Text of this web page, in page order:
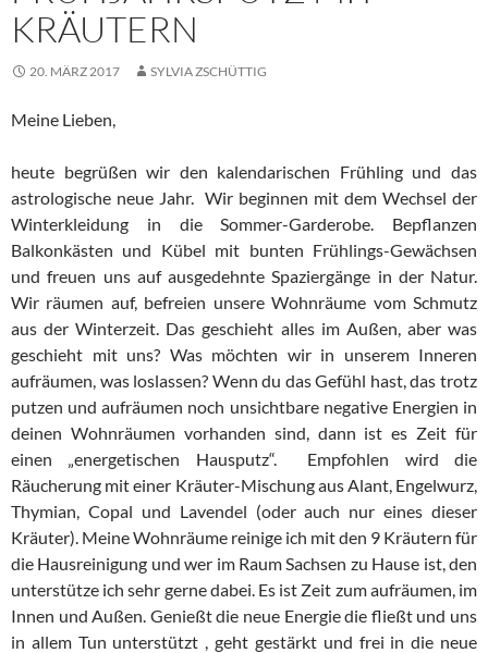
KRÄUTERN
20. MÄRZ 2017 SYLVIA ZSCHÜTTIG
Meine Lieben,
heute begrüßen wir den kalendarischen Frühling und das
astrologische neue Jahr. Wir beginnen mit dem Wechsel der
Winterkleidung in die Sommer-Garderobe. Bepflanzen
Balkonkästen und Kübel mit bunten Frühlings-Gewächsen
und freuen uns auf ausgedehnte Spaziergänge in der Natur.
Wir räumen auf, befreien unsere Wohnräume vom Schmutz
aus der Winterzeit. Das geschieht alles im Außen, aber was
geschieht mit uns? Was möchten wir in unserem Inneren
aufräumen, was loslassen? Wenn du das Gefühl hast, das trotz
putzen und aufräumen noch unsichtbare negative Energien in
deinen Wohnräumen vorhanden sind, dann ist es Zeit für
einen „energetischen Hausputz“. Empfohlen wird die
Räucherung mit einer Kräuter-Mischung aus Alant, Engelwurz,
Thymian, Copal und Lavendel (oder auch nur eines dieser
Kräuter). Meine Wohnräume reinige ich mit den 9 Kräutern für
die Hausreinigung und wer im Raum Sachsen zu Hause ist, den
unterstütze ich sehr gerne dabei. Es ist Zeit zum aufräumen, im
Innen und Außen. Genießt die neue Energie die fließt und uns
in allem Tun unterstützt , geht gestärkt und frei in die neue